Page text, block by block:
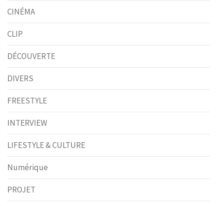
CINÉMA
CLIP
DÉCOUVERTE
DIVERS
FREESTYLE
INTERVIEW
LIFESTYLE & CULTURE
Numérique
PROJET